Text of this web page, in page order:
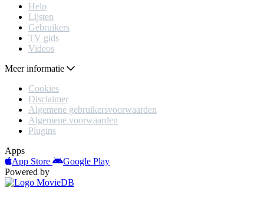
Help
Lijsten
Gebruikers
TV gids
Videos
Meer informatie
Cookies
Disclaimer
Algemene gebruikersvoorwaarden
Algemene voorwaarden
Plugins
Apps
App Store
Google Play
Powered by